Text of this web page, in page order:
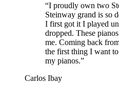
“I proudly own two
Steinway grand is so
I first got it I played
dropped. These
me. Coming back
the first thing I want
my pianos.”
Carlos Ibay